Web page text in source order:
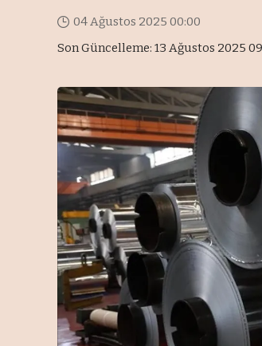
Son Güncelleme: 13 Ağustos 2025
04 Ağustos 2025 00:00